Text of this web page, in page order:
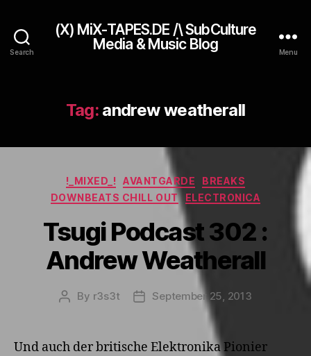
Search
(X) MiX-TAPES.DE /\ SubCulture
Media & Music Blog
Menu
Tag: andrew weatherall
Categories
!_MIXED_! AVANTGARDE
BREAKS
DOWNBEATS CHILL OUT
ELECTRONICA
Tsugi Podcast 302 :
Andrew Weatherall
Post
By r3s3t
PostSeptember 25, 2013
Und auch der britische Elektronika Pionier